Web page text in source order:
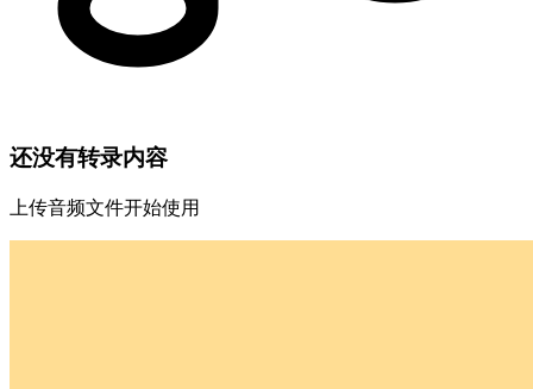
还没有转录内容
上传音频文件开始使用